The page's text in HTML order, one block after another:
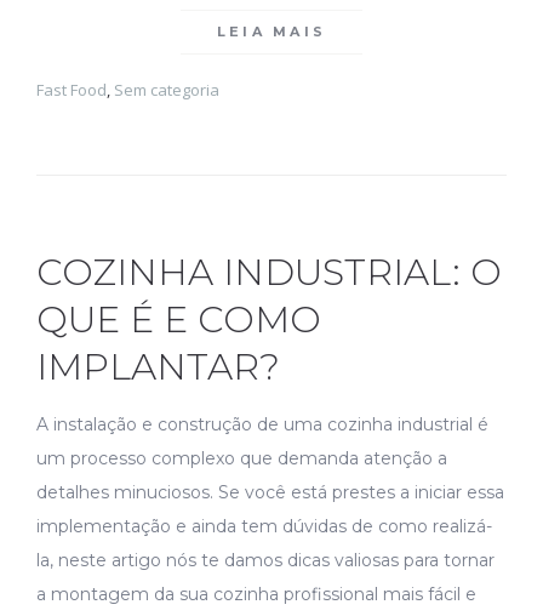
LEIA MAIS
Fast Food, Sem categoria
COZINHA INDUSTRIAL: O
QUE É E COMO
IMPLANTAR?
A instalação e construção de uma cozinha industrial é
um processo complexo que demanda atenção a
detalhes minuciosos. Se você está prestes a iniciar essa
implementação e ainda tem dúvidas de como realizá-
la, neste artigo nós te damos dicas valiosas para tornar
a montagem da sua cozinha profissional mais fácil e